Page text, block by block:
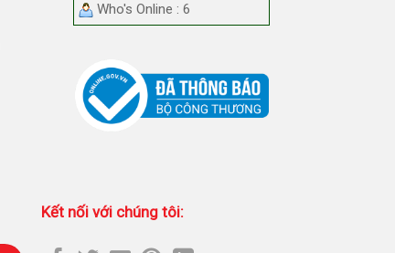
Who's Online : 6
Kết nối với chúng tôi: